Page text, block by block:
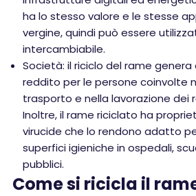
ha lo stesso valore e le stesse
vergine, quindi può essere
intercambiabile.
Società: il riciclo del rame
reddito per le persone coinvolte
trasporto e nella lavorazione dei
Inoltre, il rame riciclato ha
virucide che lo rendono adatto
superfici igieniche in ospedali,
pubblici.
Come si ricicla il